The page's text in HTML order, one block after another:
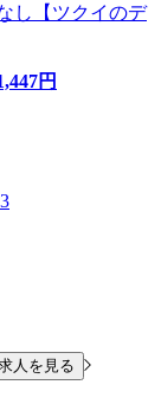
し【ツクイのデ
円
人を見る